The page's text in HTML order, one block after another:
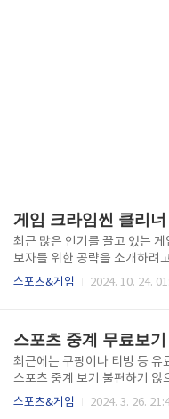
게임 크라임씬 클리
최근 많은 인기를 끌고 있는
보자를 위한 공략을 소개하려
현장을 깨끗하게 청소하는 독
임씬 클리너에서 가장 중요한
조사하는 것입니다. 범죄 현장
이나 증거가 다양하게 존재하
않고 확인하는 것이 성공의 열
에는 주변을 빠르게 둘러보며
스포츠&게임 2024. 10. 24.
스포츠 중계 무료보
최근에는 쿠팡이나 티빙 등 유
스포츠 중계 보기 불편하기 않
무료보기 사이트 BEST 4 군데
스포츠&게임 2024. 3. 26.